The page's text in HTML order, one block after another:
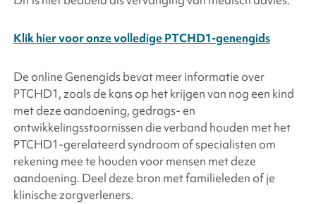
Klik hier voor onze volledige PTCHD1-genengids
De online Genengids bevat meer informatie over
PTCHD1, zoals de kans op het krijgen van nog een kind
met deze aandoening, gedrags- en
ontwikkelingsstoornissen die verband houden met het
PTCHD1-gerelateerd syndroom of specialisten om
rekening mee te houden voor mensen met deze
aandoening. Deel deze bron met familieleden of je
klinische zorgverleners.